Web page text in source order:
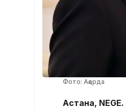
Фото: Ақорда
Астана, NEGE.